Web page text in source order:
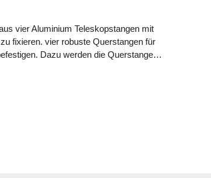
vier Aluminium Teleskopstangen mit
fixieren. vier robuste Querstangen für
Dazu werden die Querstangen